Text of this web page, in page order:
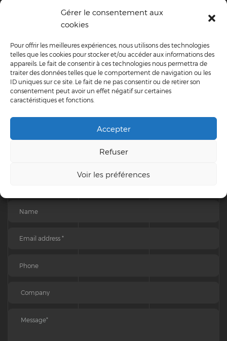
Gérer le consentement aux
cookies
Pour offrir les meilleures expériences, nous utilisons des technologies
telles que les cookies pour stocker et/ou accéder aux informations des
appareils. Le fait de consentir à ces technologies nous permettra de
traiter des données telles que le comportement de navigation ou les
ID uniques sur ce site. Le fait de ne pas consentir ou de retirer son
consentement peut avoir un effet négatif sur certaines
caractéristiques et fonctions.
Accepter
Refuser
Voir les préférences
GETIN TOUCH
USA, New York, 57 Quigley Bridge